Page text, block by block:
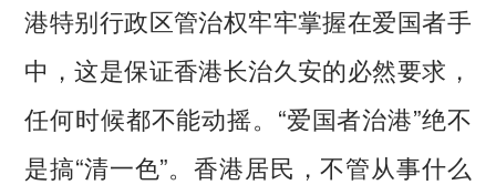
港特别行政区管治权牢牢掌握在爱国者手
中，这是保证香港长治久安的必然要求，
任何时候都不能动摇。“爱国者治港”绝不
是搞“清一色”。香港居民，不管从事什么